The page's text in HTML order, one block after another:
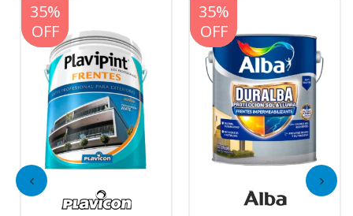
20%
OFF
35%
OFF
20%
OFF
35%
OFF